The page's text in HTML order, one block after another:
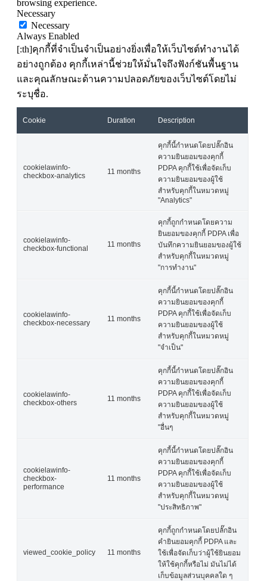
browsing experience.
Necessary
Necessary
Always Enabled
[:th]คุกกี้ที่จำเป็นจำเป็นอย่างยิ่งเพื่อให้เว็บไซต์ทำงานได้
อย่างถูกต้อง คุกกี้เหล่านี้ช่วยให้มั่นใจถึงฟังก์ชันพื้นฐาน
และคุณลักษณะด้านความปลอดภัยของเว็บไซต์โดยไม่
ระบุชื่อ.
Cookie Duration Description
cookielawinfo-
checkbox-analytics
11 months
คุกกี้นี้กำหนดโดยปลั๊กอิน
ความยินยอมของคุกกี้
PDPA คุกกี้ใช้เพื่อจัดเก็บ
ความยินยอมของผู้ใช้
สำหรับคุกกี้ในหมวดหมู่
"Analytics"
cookielawinfo-
checkbox-functional
11 months
คุกกี้ถูกกำหนดโดยความ
ยินยอมของคุกกี้ PDPA เพื่อ
บันทึกความยินยอมของผู้ใช้
สำหรับคุกกี้ในหมวดหมู่
"การทำงาน"
cookielawinfo-
checkbox-necessary
11 months
คุกกี้นี้กำหนดโดยปลั๊กอิน
ความยินยอมของคุกกี้
PDPA คุกกี้ใช้เพื่อจัดเก็บ
ความยินยอมของผู้ใช้
สำหรับคุกกี้ในหมวดหมู่
"จำเป็น"
cookielawinfo-
checkbox-others
11 months
คุกกี้นี้กำหนดโดยปลั๊กอิน
ความยินยอมของคุกกี้
PDPA คุกกี้ใช้เพื่อจัดเก็บ
ความยินยอมของผู้ใช้
สำหรับคุกกี้ในหมวดหมู่
"อื่นๆ
cookielawinfo-
checkbox-
performance
11 months
คุกกี้นี้กำหนดโดยปลั๊กอิน
ความยินยอมของคุกกี้
PDPA คุกกี้ใช้เพื่อจัดเก็บ
ความยินยอมของผู้ใช้
สำหรับคุกกี้ในหมวดหมู่
"ประสิทธิภาพ"
viewed_cookie_policy 11 months
คุกกี้ถูกกำหนดโดยปลั๊กอิน
คำยินยอมคุกกี้ PDPA และ
ใช้เพื่อจัดเก็บว่าผู้ใช้ยินยอม
ให้ใช้คุกกี้หรือไม่ มันไม่ได้
เก็บข้อมูลส่วนบุคคลใด ๆ